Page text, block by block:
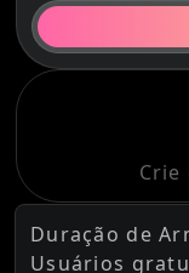
Crie
Duração de
Usuários